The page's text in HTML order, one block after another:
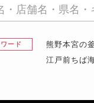
ード 熊野本宮の
江戸前ちば